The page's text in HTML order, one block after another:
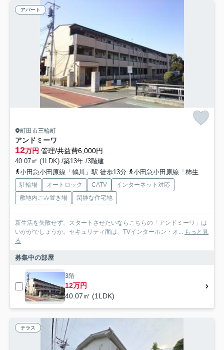
アパート
町田市三輪町
アンドミーワ
12万円 管理/共益費6,000円
40.07㎡ (1LDK) /築13年 /3階建
小田急小田原線「鶴川」駅 徒歩13分
小田急小田原線「柿生」駅 徒歩15分
駐輪場 オートロック CATV
インターネット対応
敷地内ごみ置き場
閑静な住宅地
新生活を失敗せず、スタートさせたいならこちらの「アンドミーワ」は
いかがでしょうか。セキュリティ面は、TVインターホン・オ... もっと見
る
募集中の部屋
3階
12万円
40.07㎡ (1LDK)
テラス